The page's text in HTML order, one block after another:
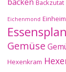
Backzutat
Eichenmond
Essensplan
Gemüse
Hexenkram